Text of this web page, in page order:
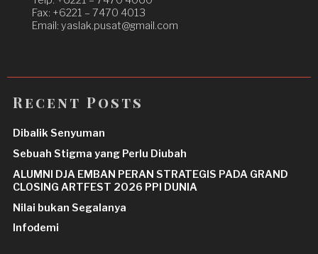
Fax: +6221 – 7470 4013
Email: yaslak.pusat@gmail.com
Recent Posts
Dibalik Senyuman
Sebuah Stigma yang Perlu Diubah
ALUMNI DJA EMBAN PERAN STRATEGIS PADA GRAND
CLOSING ARTFEST 2026 PPI DUNIA
Nilai bukan Segalanya
Infodemi